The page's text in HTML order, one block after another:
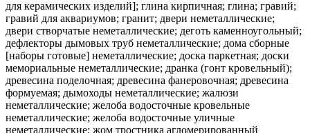
для керамических изделий]; глина кирпичная; глина; гравий;
гравий для аквариумов; гранит; двери неметаллические;
двери створчатые неметаллические; деготь каменноугольный;
дефлекторы дымовых труб неметаллические; дома сборные
[наборы готовые] неметаллические; доска паркетная; доски
мемориальные неметаллические; дранка (гонт кровельный);
древесина поделочная; древесина фанеровочная; древесина
формуемая; дымоходы неметаллические; жалюзи
неметаллические; желоба водосточные кровельные
неметаллические; желоба водосточные уличные
неметаллические; жом тростника агломерированный